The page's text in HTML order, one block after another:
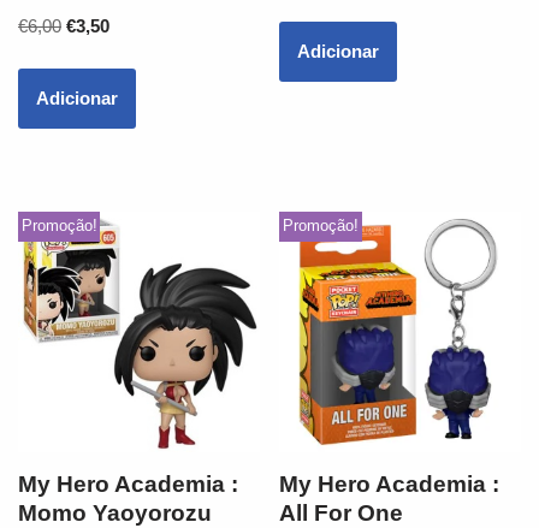
€6,00 €3,50
Adicionar
Adicionar
Promoção!
My Hero Academia :
Momo Yaoyorozu
Promoção!
My Hero Academia :
All For One